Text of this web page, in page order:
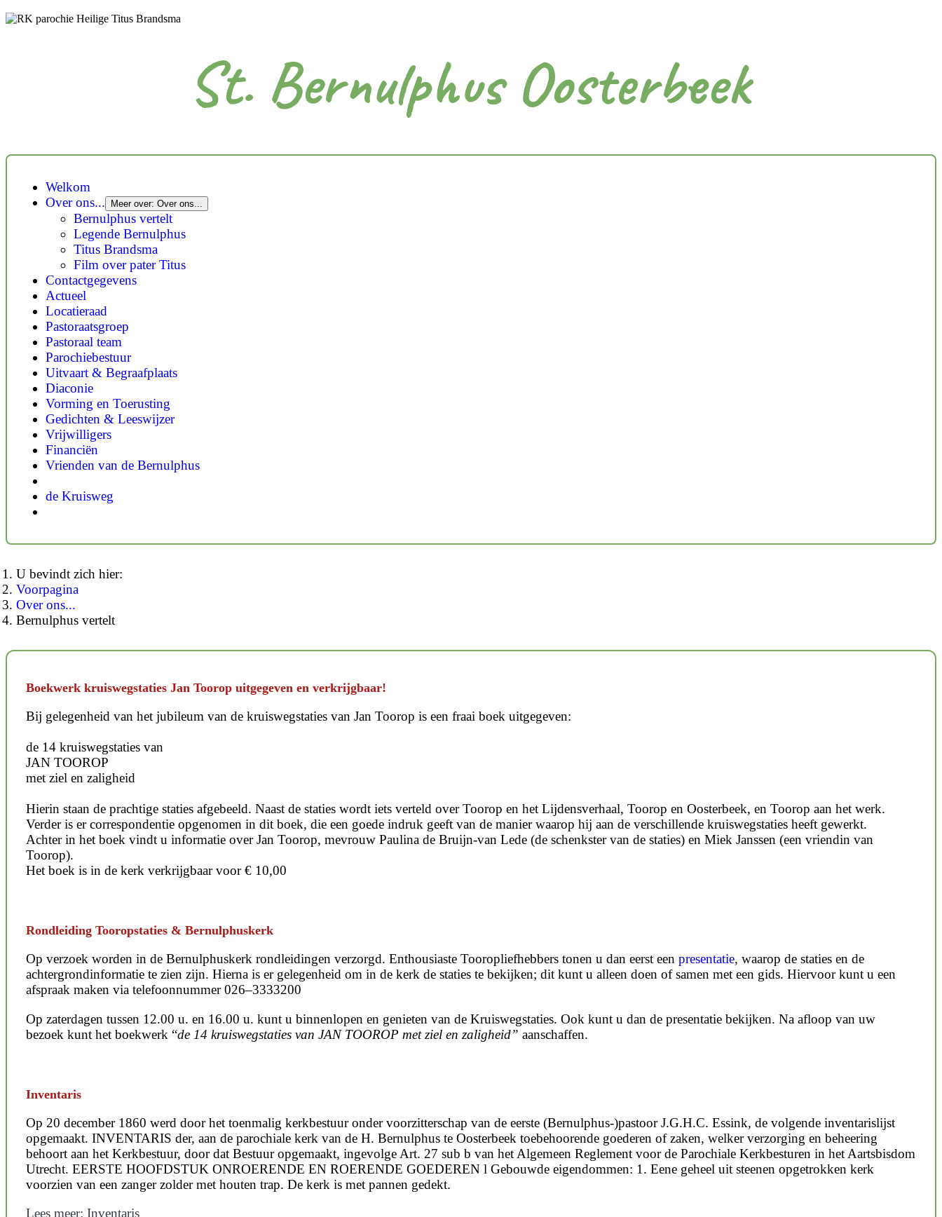
St. Bernulphus Oosterbeek
Welkom
Over ons...
Meer over: Over ons...
Bernulphus vertelt
Legende Bernulphus
Titus Brandsma
Film over pater Titus
Contactgegevens
Actueel
Locatieraad
Pastoraatsgroep
Pastoraal team
Parochiebestuur
Uitvaart & Begraafplaats
Diaconie
Vorming en Toerusting
Gedichten & Leeswijzer
Vrijwilligers
Financiën
Vrienden van de Bernulphus
de Kruisweg
U bevindt zich hier:
Voorpagina
Over ons...
Bernulphus vertelt
Boekwerk kruiswegstaties Jan Toorop uitgegeven en verkrijgbaar!
Bij gelegenheid van het jubileum van de kruiswegstaties van Jan Toorop is een fraai boek uitgegeven:
de 14 kruiswegstaties van
JAN TOOROP
met ziel en zaligheid
Hierin staan de prachtige staties afgebeeld. Naast de staties wordt iets verteld over Toorop en het Lijdensverhaal, Toorop en Oosterbeek, en Toorop aan het werk.
Verder is er correspondentie opgenomen in dit boek, die een goede indruk geeft van de manier waarop hij aan de verschillende kruiswegstaties heeft gewerkt.
Achter in het boek vindt u informatie over Jan Toorop, mevrouw Paulina de Bruijn-van Lede (de schenkster van de staties) en Miek Janssen (een vriendin van
Toorop).
Het boek is in de kerk verkrijgbaar voor € 10,00
Rondleiding Tooropstaties & Bernulphuskerk
Op verzoek worden in de Bernulphuskerk rondleidingen verzorgd. Enthousiaste Tooropliefhebbers tonen u dan eerst een presentatie, waarop de staties en de
achtergrondinformatie te zien zijn. Hierna is er gelegenheid om in de kerk de staties te bekijken; dit kunt u alleen doen of samen met een gids. Hiervoor kunt u een
afspraak maken via telefoonnummer 026–3333200
Op zaterdagen tussen 12.00 u. en 16.00 u. kunt u binnenlopen en genieten van de Kruiswegstaties. Ook kunt u dan de presentatie bekijken. Na afloop van uw
bezoek kunt het boekwerk “de 14 kruiswegstaties van JAN TOOROP met ziel en zaligheid” aanschaffen.
Inventaris
Op 20 december 1860 werd door het toenmalig kerkbestuur onder voorzitterschap van de eerste (Bernulphus-)pastoor J.G.H.C. Essink, de volgende inventarislijst
opgemaakt. INVENTARIS der, aan de parochiale kerk van de H. Bernulphus te Oosterbeek toebehoorende goederen of zaken, welker verzorging en beheering
behoort aan het Kerkbestuur, door dat Bestuur opgemaakt, ingevolge Art. 27 sub b van het Algemeen Reglement voor de Parochiale Kerkbesturen in het Aartsbisdom
Utrecht. EERSTE HOOFDSTUK ONROERENDE EN ROERENDE GOEDEREN l Gebouwde eigendommen: 1. Eene geheel uit steenen opgetrokken kerk
voorzien van een zanger zolder met houten trap. De kerk is met pannen gedekt.
Lees meer: Inventaris